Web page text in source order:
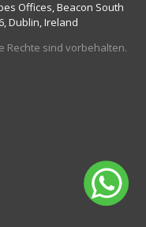
Offices, Beacon South
Dublin, Ireland
Rechte sind vorbehalten.